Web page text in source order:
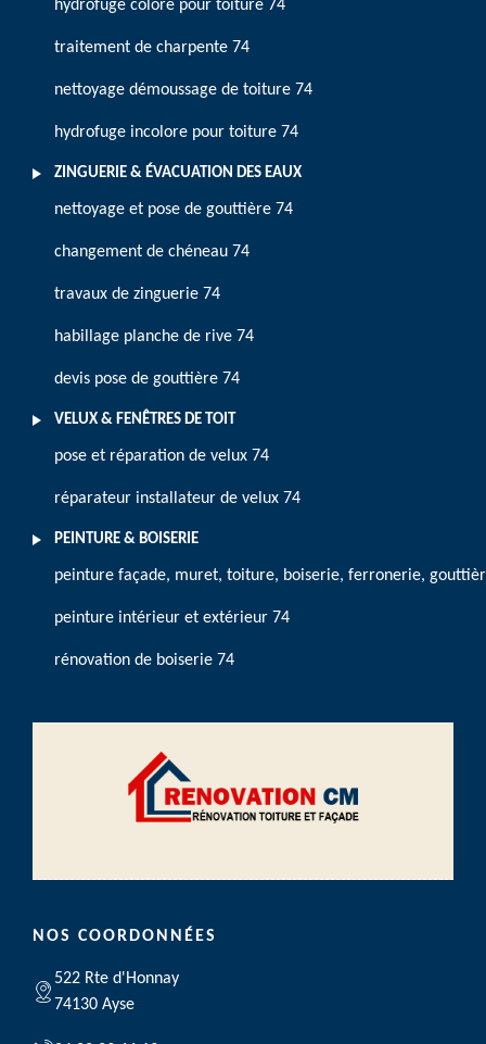
hydrofuge coloré pour toiture 74
traitement de charpente 74
nettoyage démoussage de toiture 74
hydrofuge incolore pour toiture 74
ZINGUERIE & ÉVACUATION DES EAUX
nettoyage et pose de gouttière 74
changement de chéneau 74
travaux de zinguerie 74
habillage planche de rive 74
devis pose de gouttière 74
VELUX & FENÊTRES DE TOIT
pose et réparation de velux 74
réparateur installateur de velux 74
PEINTURE & BOISERIE
peinture façade, muret, toiture, boiserie, ferronerie,
peinture intérieur et extérieur 74
rénovation de boiserie 74
NOS COORDONNÉES
522 Rte d'Honnay
74130 Ayse